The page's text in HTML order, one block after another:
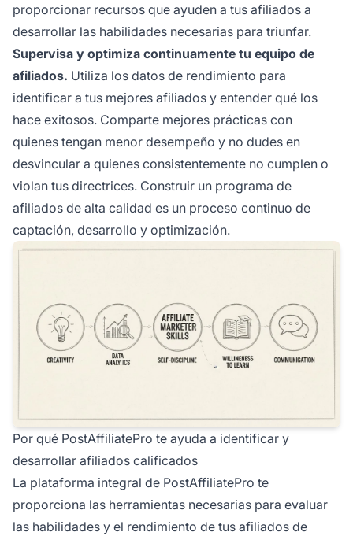
proporcionar recursos que ayuden a tus afiliados a
desarrollar las habilidades necesarias para triunfar.
Supervisa y optimiza continuamente tu equipo de
afiliados. Utiliza los datos de rendimiento para
identificar a tus mejores afiliados y entender qué los
hace exitosos. Comparte mejores prácticas con
quienes tengan menor desempeño y no dudes en
desvincular a quienes consistentemente no cumplen o
violan tus directrices. Construir un programa de
afiliados de alta calidad es un proceso continuo de
captación, desarrollo y optimización.
Por qué PostAffiliatePro te ayuda a identificar y
desarrollar afiliados calificados
La plataforma integral de PostAffiliatePro te
proporciona las herramientas necesarias para evaluar
las habilidades y el rendimiento de tus afiliados de